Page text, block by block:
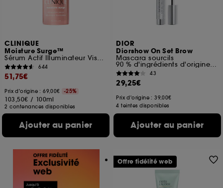
CLINIQUE
Moisture Surge™
Sérum Actif Illuminateur Visage
644
51,75€
Prix d'origine : 69,00€ -25%
103,50€ / 100ml
2 contenances disponibles
Ajouter au panier
DIOR
Diorshow On Set Brow
Mascara sourcils
90 % d'ingrédients d'origine naturelle
43
29,25€
Prix d'origine : 39,00€
4 teintes disponibles
Ajouter au panier
Offre fidélité web